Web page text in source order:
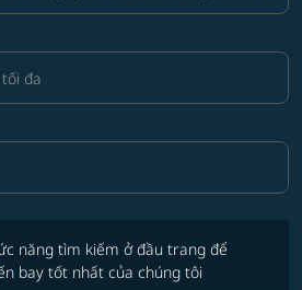
thông Selected
năng tìm kiếm ở đầu trang để
bay tốt nhất của chúng tôi